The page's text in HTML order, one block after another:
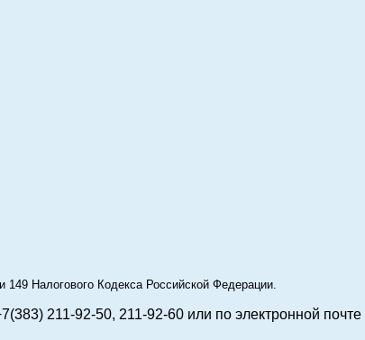
149 Налогового Кодекса Российской Федерации.
211-92-50, 211-92-60 или по электронной почте